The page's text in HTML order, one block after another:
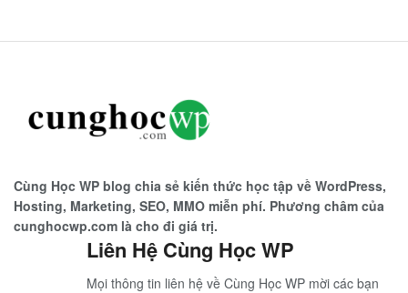
Cùng Học WP blog chia sẻ kiến thức học tập về WordPress,
Hosting, Marketing, SEO, MMO miễn phí. Phương châm của
cunghocwp.com là cho đi giá trị.
Liên Hệ Cùng Học WP
Mọi thông tin liên hệ về Cùng Học WP mời các bạn